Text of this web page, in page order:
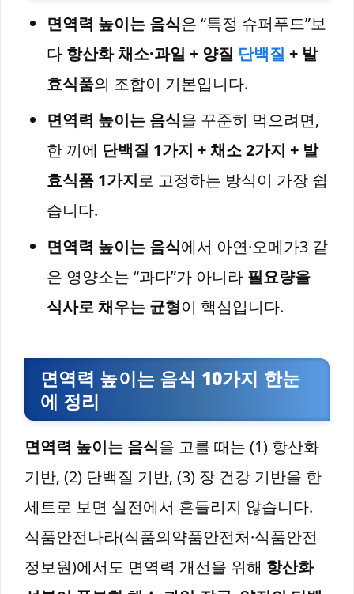
면역력 높이는 음식은 “특정 슈퍼푸드”보
다 항산화 채소·과일 + 양질 단백질 + 발
효식품의 조합이 기본입니다.
면역력 높이는 음식을 꾸준히 먹으려면,
한 끼에 단백질 1가지 + 채소 2가지 + 발
효식품 1가지로 고정하는 방식이 가장 쉽
습니다.
면역력 높이는 음식에서 아연·오메가3 같
은 영양소는 “과다”가 아니라 필요량을
식사로 채우는 균형이 핵심입니다.
면역력 높이는 음식 10가지 한눈
에 정리
면역력 높이는 음식을 고를 때는 (1) 항산화
기반, (2) 단백질 기반, (3) 장 건강 기반을 한
세트로 보면 실전에서 흔들리지 않습니다.
식품안전나라(식품의약품안전처·식품안전
정보원)에서도 면역력 개선을 위해 항산화